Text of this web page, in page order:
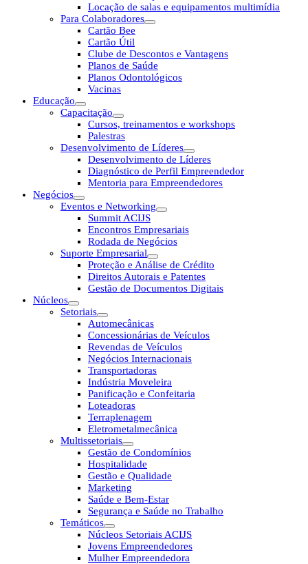
Locação de salas e equipamentos multimídia
Para Colaboradores
Cartão Bee
Cartão Útil
Clube de Descontos e Vantagens
Planos de Saúde
Planos Odontológicos
Vacinas
Educação
Capacitação
Cursos, treinamentos e workshops
Palestras
Desenvolvimento de Líderes
Desenvolvimento de Líderes
Diagnóstico de Perfil Empreendedor
Mentoria para Empreendedores
Negócios
Eventos e Networking
Summit ACIJS
Encontros Empresariais
Rodada de Negócios
Suporte Empresarial
Proteção e Análise de Crédito
Direitos Autorais e Patentes
Gestão de Documentos Digitais
Núcleos
Setoriais
Automecânicas
Concessionárias de Veículos
Revendas de Veículos
Negócios Internacionais
Transportadoras
Indústria Moveleira
Panificação e Confeitaria
Loteadoras
Terraplenagem
Eletrometalmecânica
Multissetoriais
Gestão de Condomínios
Hospitalidade
Gestão e Qualidade
Marketing
Saúde e Bem-Estar
Segurança e Saúde no Trabalho
Temáticos
Núcleos Setoriais ACIJS
Jovens Empreendedores
Mulher Empreendedora